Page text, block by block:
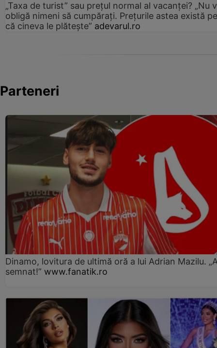
„Taxa de turist” sau prețul normal al vacanței? „Nu
obligă nimeni să cumpărați. Prețurile astea există
că cineva le plătește” adevarul.ro
Parteneri
Dinamo, lovitura de ultimă oră a lui Adrian Mazilu.
semnat!” www.fanatik.ro